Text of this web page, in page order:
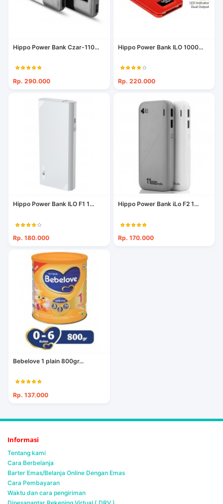
Hippo Power Bank Czar-110...
Rp. 290.000
Hippo Power Bank ILO 1000...
Rp. 220.000
Hippo Power Bank ILO F1 1...
Rp. 180.000
Hippo Power Bank iLo F2 1...
Rp. 170.000
Bebelove 1 plain 800gr...
Rp. 137.000
Informasi
Tentang kami
Cara Berbelanja
Barter Emas/Belanja Online Dengan Emas
Cara Pembayaran
Waktu dan cara pengiriman
Dipesanantar Rekening Virtual ( DRV )